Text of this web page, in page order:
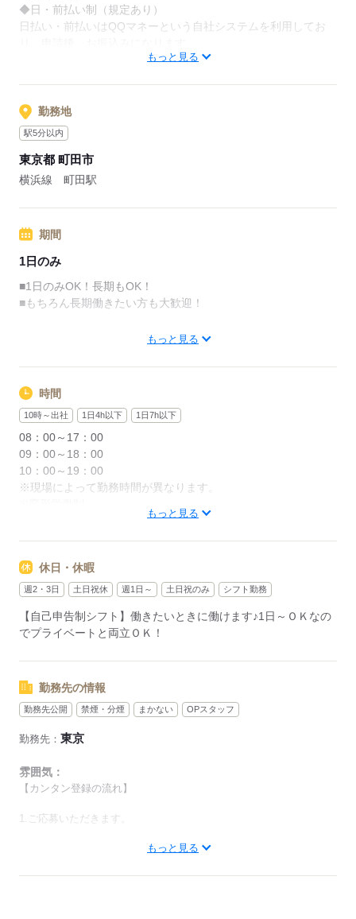
◆日・前払い制（規定あり）
日払い・前払いはQQマネーという自社システムを利用してお
登録の際にルールブックの必読お願い致します。
問合せ下さい）
★友だちと一緒に参加すると
日給500～5000円UP！（規定あり）
※規定あり（案件による）
もっと見る
勤務地
駅5分以内
東京都 町田市
横浜線 町田駅
期間
1日のみ
■1日のみOK！長期もOK！
■もちろん長期働きたい方も大歓迎！
月1回・週末だけなど時間があるときに働けます！！
応募する
もっと見る
時間
10時～出社 1日4h以下 1日7h以下
08：00～17：00
09：00～18：00
10：00～19：00
※現場によって勤務時間が異なります。
※週の実働は40時間以内。
★シフト／給与例
￣￣￣￣￣￣￣￣
【2】8：00-10：00/20：00-22：00 日給4000円
他
【5】18：00～翌8：00 日給1万7,474円など
・土日祝のみOK！
・気軽に週1日～OK！
※勤務日数、時間はお気軽にご相談ください。
応募する
もっと見る
休日・休暇
週2・3日 土日祝休 週1日～ 土日祝のみ シフト勤務
【自己申告制シフト】働きたいときに働けます♪1日～ＯＫなの
でプライベートと両立ＯＫ！
勤務先の情報
勤務先公開 禁煙・分煙 まかない OPスタッフ
勤務先： 東京
雰囲気：
【カンタン登録の流れ】
1.ご応募いただきます。
2.サンクスメールが送信されます。
3.そご自身の情報を登録。
もっと見る